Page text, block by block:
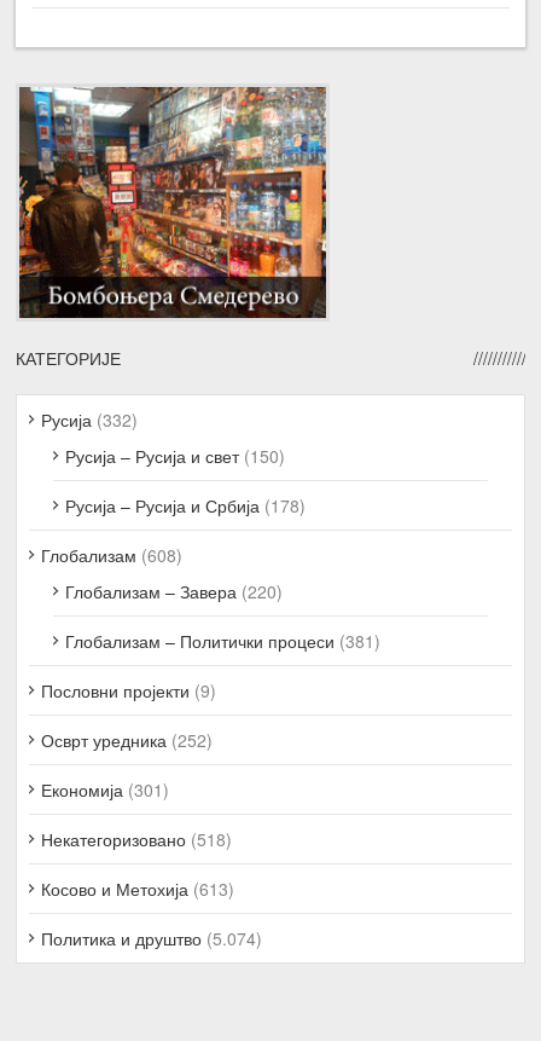
КАТЕГОРИЈЕ
Русија (332)
Русија – Русија и свет(150)
Русија – Русија и Србија (178)
Глобализам (608)
Глобализам – Завера (220)
Глобализам – Политички процеси (381)
Пословни пројекти (9)
Осврт уредника (252)
Економија (301)
Некатегоризовано (518)
Косово и Метохија (613)
Политика и друштво (5.074)